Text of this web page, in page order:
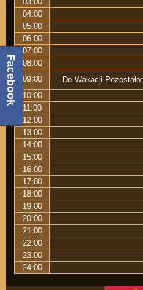
04:00
05:00
06:00
07:00
08:00
09:00
Do Wakacji Pozostało:
10:00
11:00
12:00
13:00
14:00
15:00
16:00
17:00
18:00
19:00
20:00
21:00
22:00
23:00
24:00
Facebook